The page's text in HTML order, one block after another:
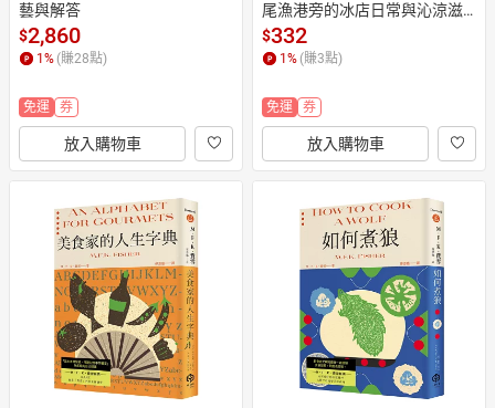
藝與解答
$2,860
1 % (賺28點)
免運 券
放入購物車
尾漁港旁的冰店日常與沁涼滋
味
$332
1 % (賺3點)
免運 券
放入購物車